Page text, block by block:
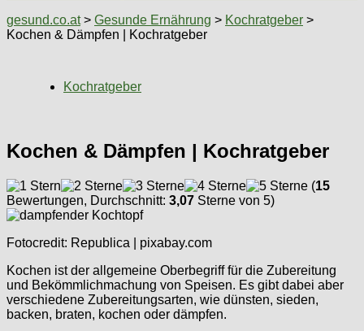
gesund.co.at> Gesunde Ernährung > Kochratgeber >
Kochen & Dämpfen | Kochratgeber
Kochratgeber
Kochen & Dämpfen | Kochratgeber
(15
Bewertungen, Durchschnitt: 3,07 Sterne von 5)
Fotocredit: Republica | pixabay.com
Kochen ist der allgemeine Oberbegriff für die Zubereitung
und Bekömmlichmachung von Speisen. Es gibt dabei aber
verschiedene Zubereitungsarten, wie dünsten, sieden,
backen, braten, kochen oder dämpfen.